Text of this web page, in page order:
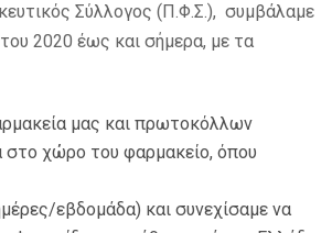
Σύλλογος (Π.Φ.Σ.), συμβάλαμε
2020 έως και σήμερα, με τα
μας και πρωτοκόλλων
στο χώρο του φαρμακείο, όπου
εβδομάδα) και συνεχίσαμε να